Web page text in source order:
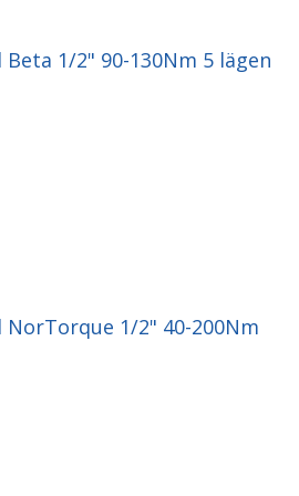
1/2" 90-130Nm 5 lägen
1/2" 40-200Nm